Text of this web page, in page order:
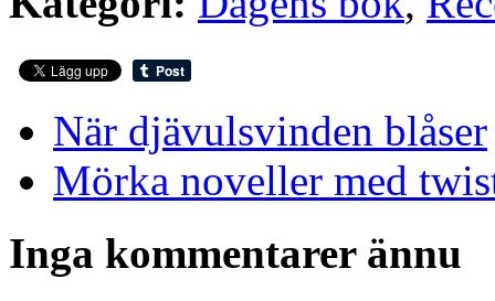
När djävulsvinden blåser
Mörka noveller med
Inga kommentarer ännu